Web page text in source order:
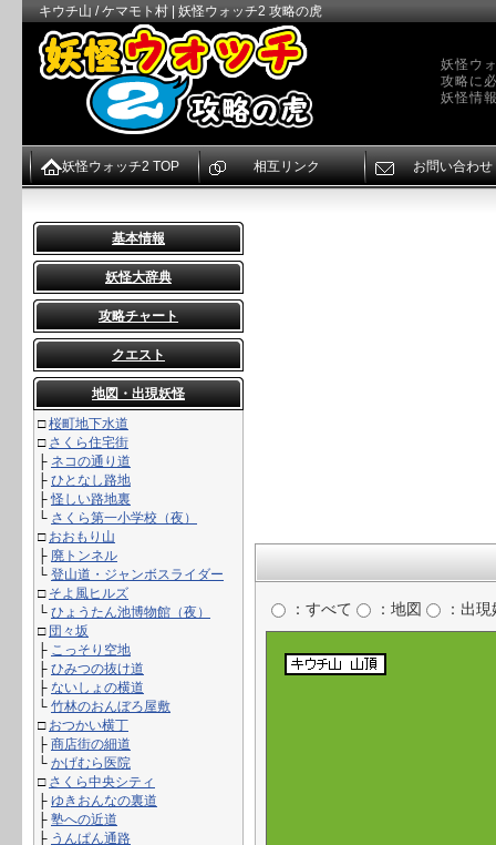
キウチ山 / ケマモト村 | 妖怪ウォッチ2 攻略の虎
妖怪ウ
攻略に
妖怪情
基本情報
妖怪大辞典
攻略チャート
クエスト
地図・出現妖怪
□桜町地下水道
□ さくら住宅街
├ ネコの通り道
├ ひとなし路地
├怪しい路地裏
└ さくら第一小学校（夜）
□ おおもり山
├ 廃トンネル
└ 登山道・ジャンボスライダー
□ そよ風ヒルズ
└ ひょうたん池博物館（夜）
□ 団々坂
├ こっそり空地
├ ひみつの抜け道
├ ないしょの横道
└ 竹林のおんぼろ屋敷
□ おつかい横丁
├ 商店街の細道
└ かげむら医院
□ さくら中央シティ
├ ゆきおんなの裏道
├ 塾への近道
├ うんぱん通路
：すべて ：地図 ：出
妖怪ウォッチ2 TOP 相互リンク お問い合わせ